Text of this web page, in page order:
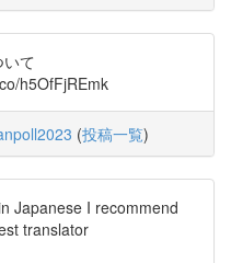
て
h5OfFjREmk
(投稿一覧)
Japanese I recommend
translator